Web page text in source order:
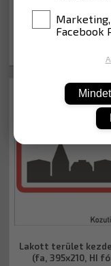
Lakott terület
(fa, sínezett,
fólia
E024-F395HI
Lakott terület
(fa, 395x210, HI
Facebook